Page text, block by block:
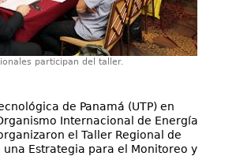
participan del taller.
de Panamá (UTP) en
Internacional de Energía
el Taller Regional de
Estrategia para el Monitoreo y